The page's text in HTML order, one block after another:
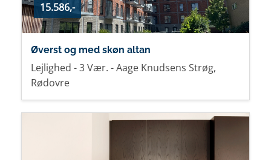
15.586,-
Øverst og med skøn altan
Lejlighed - 3 Vær. - Aage Knudsens Strøg,
Rødovre